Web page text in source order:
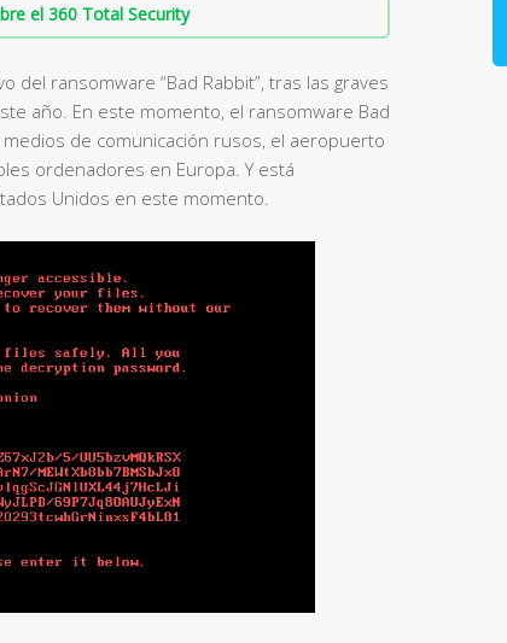
el 360 Total Security
ransomware “Bad Rabbit”, tras las graves
año. En este momento, el ransomware Bad
de comunicación rusos, el aeropuerto
ordenadores en Europa. Y está
Unidos en este momento.